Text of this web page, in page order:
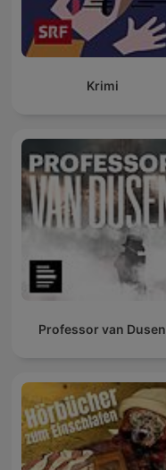
Krimi
Professor van Dusen